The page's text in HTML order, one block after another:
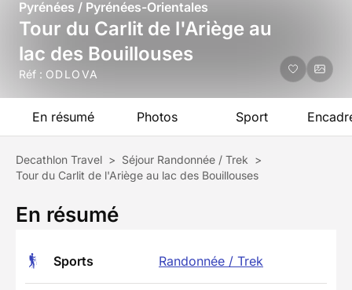
Pyrénées / Pyrénées-Orientales
Tour du Carlit de l'Ariège au
lac des Bouillouses
Réf : ODLOVA
En résumé Photos Sport
Decathlon Travel > Séjour Randonnée / Trek >
Tour du Carlit de l'Ariège au lac des Bouillouses
En résumé
Sports Randonnée / Trek